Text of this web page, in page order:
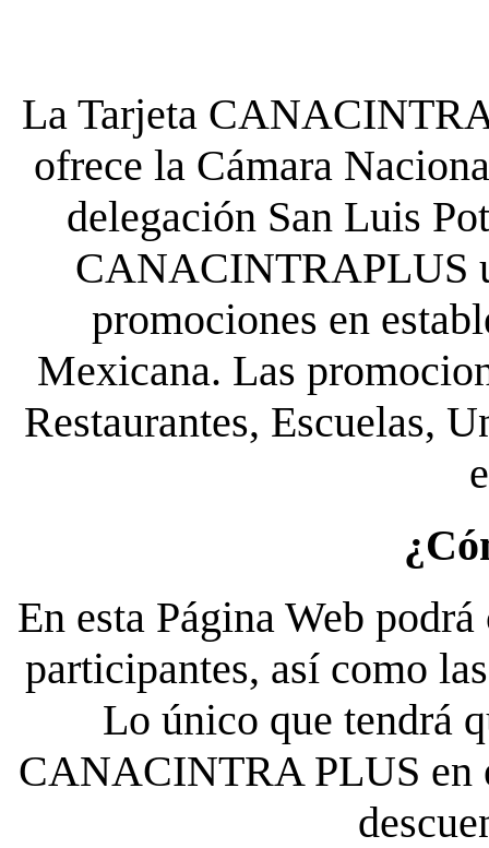
La Tarjeta
ofrece la Cámara
delegación San Luis
CANACINTRAPLUS
promociones en
Mexicana. Las
Restaurantes, Escuelas,
En esta Página Web
participantes, así como
Lo único que tendrá
CANACINTRA PLUS en